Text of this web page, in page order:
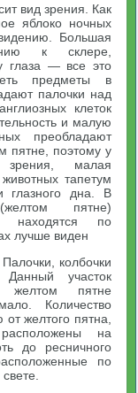
вид зрения. Как
яблоко ночных
Большая
к склере,
глаза — все это
предметы в
палочки над
клеток
и малую
преобладают
пятне, поэтому у
малая
тапетум
глазного дна. В
пятне)
находятся по
лучше виден
колбочки
Данный участок
пятне
Количество
желтого пятна,
на
до ресничного
по